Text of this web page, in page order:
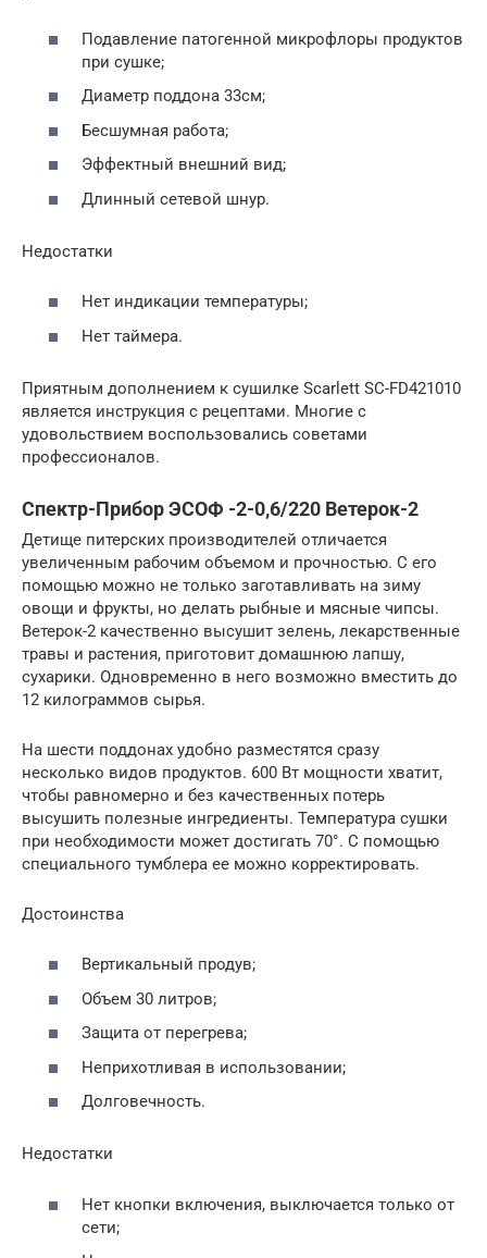
Подавление патогенной микрофлоры продуктов
при сушке;
Диаметр поддона 33см;
Бесшумная работа;
Эффектный внешний вид;
Длинный сетевой шнур.
Недостатки
Нет индикации температуры;
Нет таймера.
Приятным дополнением к сушилке Scarlett SC-FD421010
является инструкция с рецептами. Многие с
удовольствием воспользовались советами
профессионалов.
Спектр-Прибор ЭСОФ -2-0,6/220 Ветерок-2
Детище питерских производителей отличается
увеличенным рабочим объемом и прочностью. С его
помощью можно не только заготавливать на зиму
овощи и фрукты, но делать рыбные и мясные чипсы.
Ветерок-2 качественно высушит зелень, лекарственные
травы и растения, приготовит домашнюю лапшу,
сухарики. Одновременно в него возможно вместить до
12 килограммов сырья.
На шести поддонах удобно разместятся сразу
несколько видов продуктов. 600 Вт мощности хватит,
чтобы равномерно и без качественных потерь
высушить полезные ингредиенты. Температура сушки
при необходимости может достигать 70°. С помощью
специального тумблера ее можно корректировать.
Достоинства
Вертикальный продув;
Объем 30 литров;
Защита от перегрева;
Неприхотливая в использовании;
Долговечность.
Недостатки
Нет кнопки включения, выключается только от
сети;